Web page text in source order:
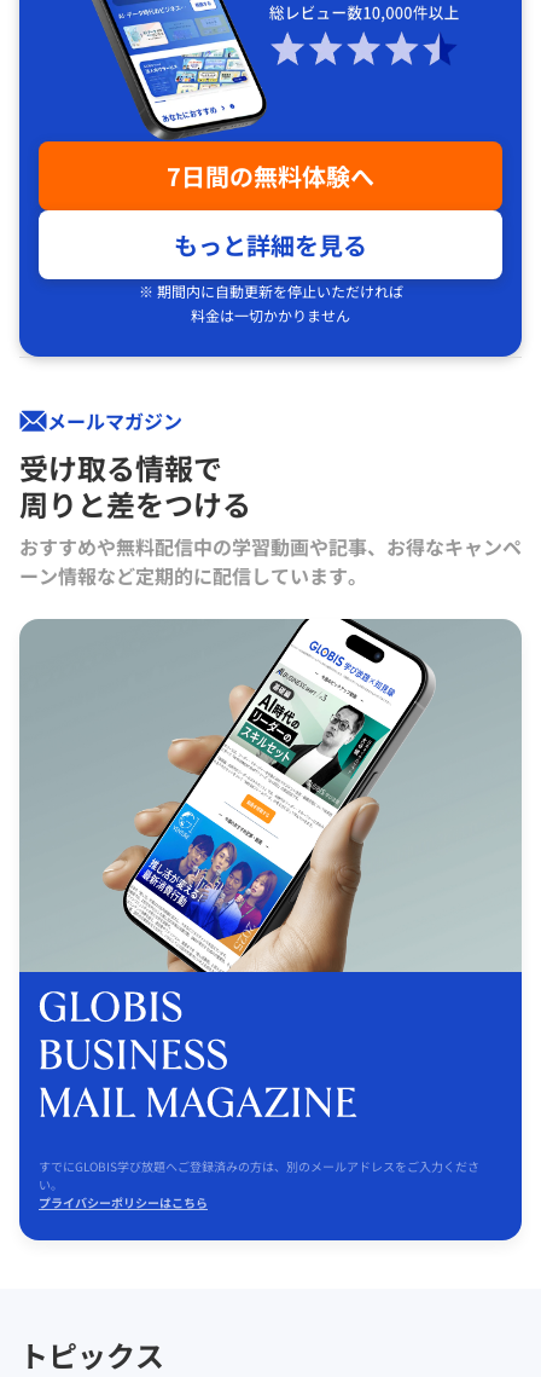
7日間の無料体験へ
もっと詳細を見る
※ 期間内に自動更新を停止いただければ
料金は一切かかりません
メールマガジン
受け取る情報で
周りと差をつける
おすすめや無料配信中の学習動画や記事、お得なキャンペ
ーン情報など定期的に配信しています。
すでにGLOBIS学び放題へご登録済みの方は、別のメールアドレスをご入力くださ
い。
プライバシーポリシーはこちら
トピックス